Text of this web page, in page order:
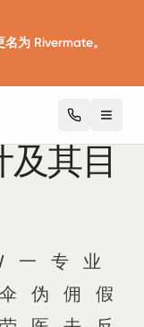
为 Rivermate。
及其目
一 专
业
伞 伪 佣
假